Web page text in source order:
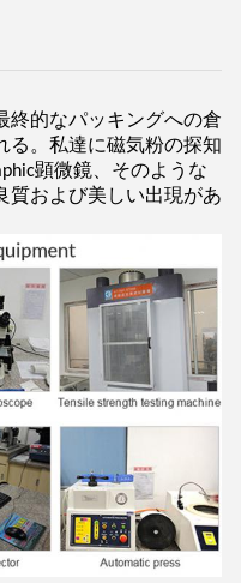
終的なパッキングへの倉
る。私達に磁気粉の探知
顕微鏡、そのような
質および美しい出現があ